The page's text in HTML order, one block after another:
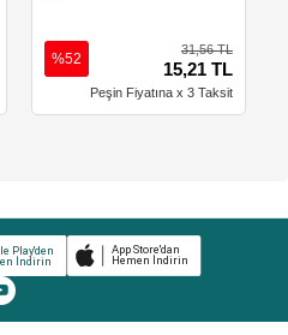
31,56 TL
15,21 TL
%52
Peşin Fiyatına x 3 Taksit